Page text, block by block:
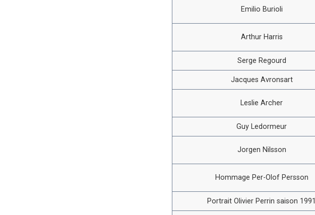
Emilio Burioli
Arthur Harris
Serge Regourd
Jacques Avronsart
Leslie Archer
Guy Ledormeur
Jorgen Nilsson
Hommage Per-Olof Persson
Portrait Olivier Perrin saison 1991